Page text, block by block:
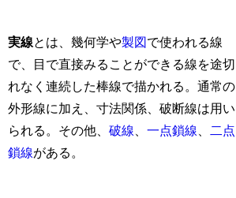
実線とは、幾何学や製図 で使われる線
で、目で直接みることができる線を途切
れなく連続した棒線で描かれる。通常の
外形線に加え、寸法関係、破断線は用い
られる。その他、破線 、一点鎖線
二点
鎖線がある。